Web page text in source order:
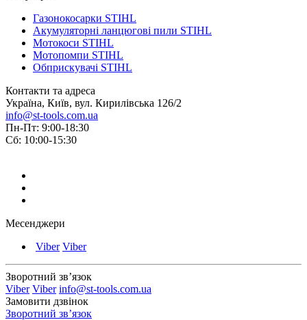
Газонокосарки STIHL
Акумуляторні ланцюгові пили STIHL
Мотокоси STIHL
Мотопомпи STIHL
Обприскувачі STIHL
Контакти та адреса
Україна, Київ, вул. Кирилівська 126/2
info@st-tools.com.ua
Пн-Пт: 9:00-18:30
Сб: 10:00-15:30
Месенджери
Viber Viber
Зворотний зв’язок
Viber Viber info@st-tools.com.ua
Замовити дзвінок
Зворотний зв’язок